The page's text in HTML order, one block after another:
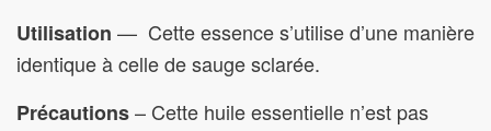
Utilisation — Cette essence s’utilise d’une manière
identique à celle de sauge sclarée.
Précautions– Cette huile essentielle n’est pas